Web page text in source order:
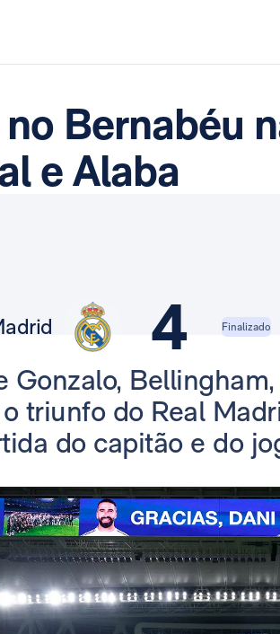
Bernabéu
e Alaba
4 Finalizado
Gonzalo,
triunfo do Real
do capitão e do